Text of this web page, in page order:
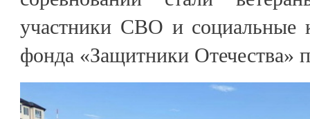
участники СВО и социальные
фонда «Защитники Отечества»